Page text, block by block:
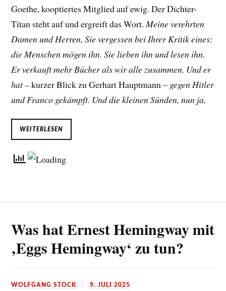
Goethe, kooptiertes Mitglied auf ewig. Der Dichter-
Titan steht auf und ergreift das Wort. Meine verehrten
Damen und Herren, Sie vergessen bei Ihrer Kritik eines:
die Menschen mögen ihn. Sie lieben ihn und lesen ihn.
Er verkauft mehr Bücher als wir alle zusammen. Und er
hat –kurzer Blick zu Gerhart Hauptmann – gegen Hitler
und Franco gekämpft. Und die kleinen Sünden, nun ja,
WEITERLESEN
Was hat Ernest Hemingway mit
‚Eggs Hemingway‘ zu tun?
WOLFGANG STOCK 9. JULI 2025